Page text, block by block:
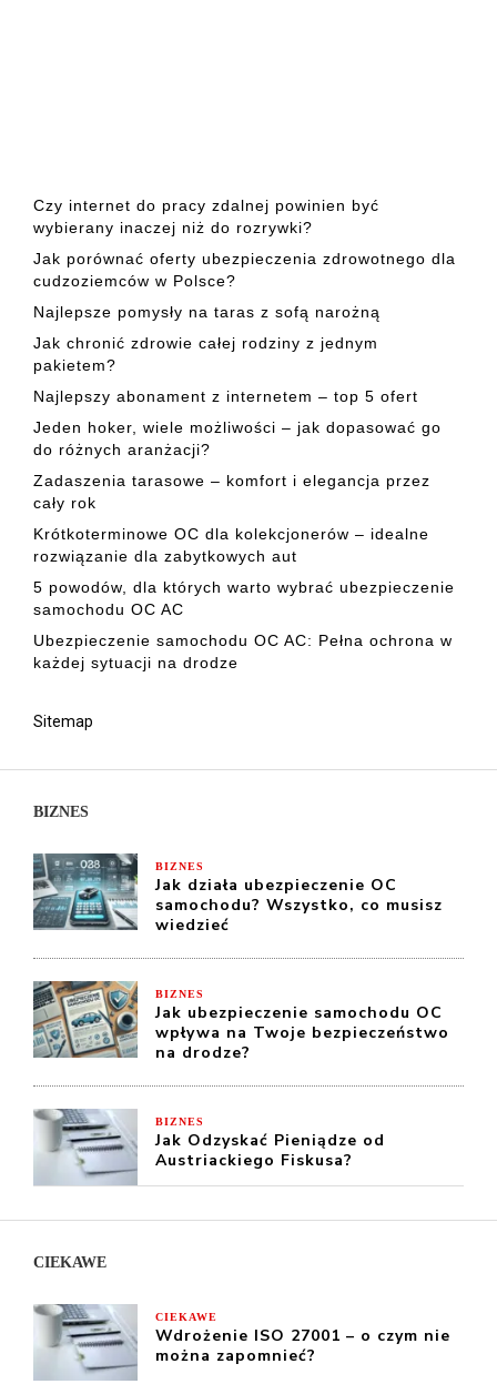
Czy internet do pracy zdalnej powinien być
wybierany inaczej niż do rozrywki?
Jak porównać oferty ubezpieczenia zdrowotnego dla
cudzoziemców w Polsce?
Najlepsze pomysły na taras z sofą narożną
Jak chronić zdrowie całej rodziny z jednym
pakietem?
Najlepszy abonament z internetem – top 5 ofert
Jeden hoker, wiele możliwości – jak dopasować go
do różnych aranżacji?
Zadaszenia tarasowe – komfort i elegancja przez
cały rok
Krótkoterminowe OC dla kolekcjonerów – idealne
rozwiązanie dla zabytkowych aut
5 powodów, dla których warto wybrać ubezpieczenie
samochodu OC AC
Ubezpieczenie samochodu OC AC: Pełna ochrona w
każdej sytuacji na drodze
Sitemap
BIZNES
BIZNES
Jak działa ubezpieczenie OC
samochodu? Wszystko, co musisz
wiedzieć
BIZNES
Jak ubezpieczenie samochodu OC
wpływa na Twoje bezpieczeństwo
na drodze?
BIZNES
Jak Odzyskać Pieniądze od
Austriackiego Fiskusa?
CIEKAWE
CIEKAWE
Wdrożenie ISO 27001 – o czym nie
można zapomnieć?